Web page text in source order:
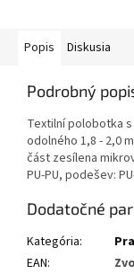
Popis Diskusia
Podrobný
Textilní polobotka
odolného 1,8 - 2,0
část zesílena
PU-PU, podešev:
Dodatočné
Kategória:
EAN: